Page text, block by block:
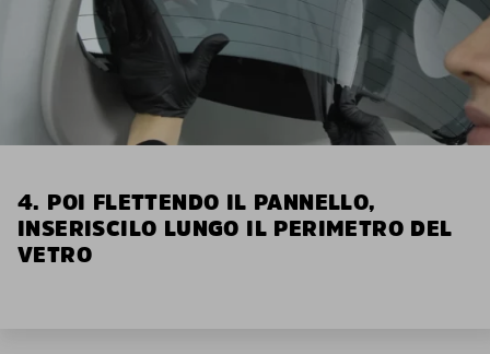
4. POI FLETTENDO IL PANNELLO,
INSERISCILO LUNGO IL PERIMETRO DEL
VETRO